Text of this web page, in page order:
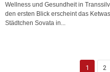
Wellness und Gesundheit in
den ersten Blick erscheint das
Städtchen Sovata in...
1 2